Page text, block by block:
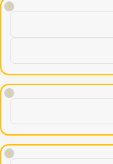
!
!
!